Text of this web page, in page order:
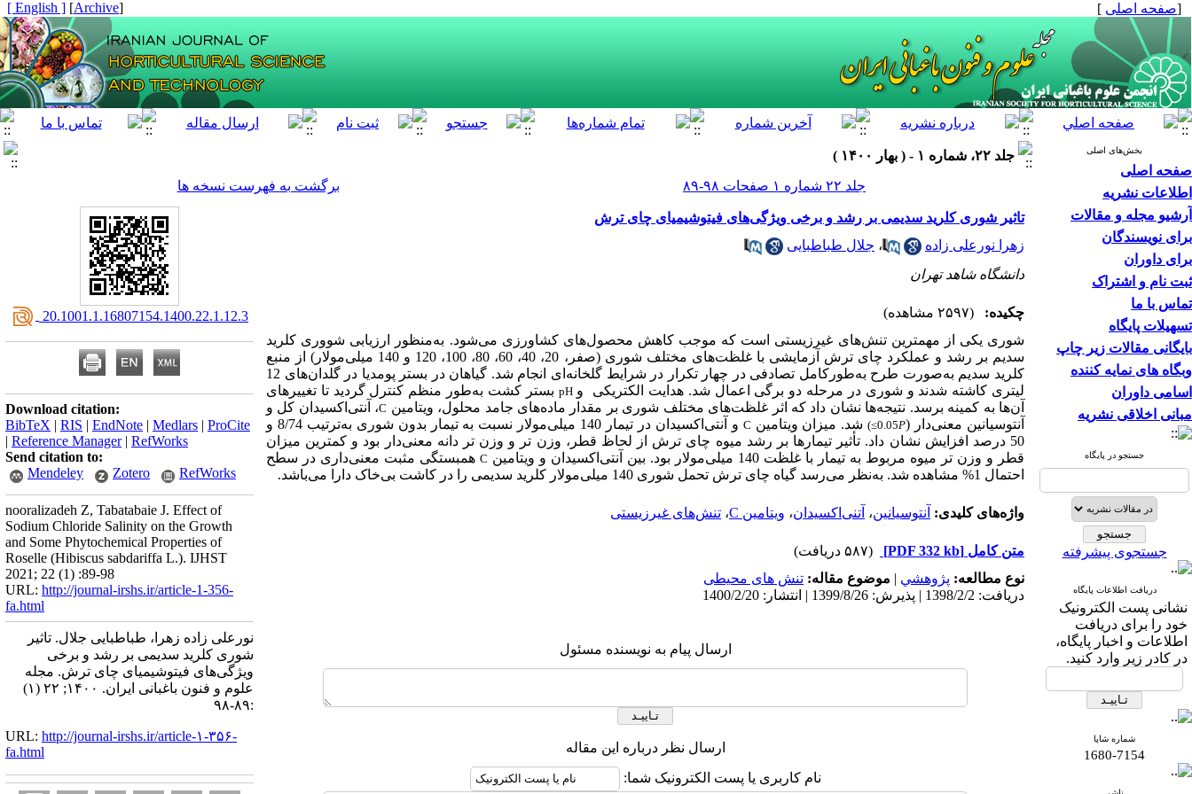
[صفحه اصلی ]
[
Archive
]
[ English ]
بخش‌های اصلی
صفحه اصلی
اطلاعات نشریه
آرشیو مجله و مقالات
برای نویسندگان
برای داوران
ثبت نام و اشتراک
تماس با ما
تسهیلات پایگاه
بایگانی مقالات زیر چاپ
وبگاه های نمایه کننده
اسامی داوران
مبانی اخلاقی نشریه
جستجو در پایگاه
جستجوی پیشرفته
دریافت اطلاعات پایگاه
نشانی پست الکترونیک
خود را برای دریافت
اطلاعات و اخبار پایگاه،
در کادر زیر وارد کنید.
شماره شاپا
1680-7154
جلد ۲۲، شماره ۱ - ( بهار ۱۴۰۰ )
جلد ۲۲ شماره ۱ صفحات ۹۸-۸۹
برگشت به فهرست نسخه ها
تاثیر شوری کلرید سدیمی بر رشد و برخی ویژگی‌های فیتوشیمیای چای ترش
زهرا نورعلی زاده
، جلال طباطبایی
دانشگاه شاهد تهران
چکیده:
(۲۵۹۷ مشاهده)
شوری یکی از مهمترین تنش‌‌های غیر‌‌زیستی است که موجب کاهش محصول‌های کشاورزی می‌‌شود. به‌منظور ارزیابی شووری کلرید
سدیم بر رشد و عملکرد چای ترش
آزمایشی با غلظت‌‌های مختلف شوری
(صفر، 20، 40، 60، 80، 100، 120 و 140 میلی‌مولار) از منبع
کلرید سدیم به‌صورت طرح به‌طورکامل تصادفی در چهار تکرار در شرایط گلخانه‌‌ای انجام شد. گیاهان در بستر پومدیا
در گلدان‌‌های 12
لیتری کاشته شدند و شوری در مرحله دو برگی اعمال شد. هدایت الکتریکی
و pH بستر کشت به‌طور منظم کنترل گردید تا تغییرهای
آن‌‌ها به کمینه برسد. نتیجه‌ها نشان داد که اثر غلظت‌‌های مختلف شوری بر مقدار ماده‌های جامد محلول، ویتامین C، آنتی‌‌اکسیدان کل و
آنتوسیانین معنی‌‌دار (
P
≤0.05
) شد. میزان ویتامین C
و آنتی‌‌اکسیدان در تیمار 140 میلی‌‌مولار نسبت به تیمار بدون شوری به‌ترتیب 8/74 و
50 درصد افزایش
نشان داد. تأثیر تیمارها بر
رشد میوه چای ترش از لحاظ قطر، وزن تر و وزن تر دانه معنی‌‌دار بود و کمترین میزان
قطر و وزن ‌‌تر میوه مربوط به تیمار با غلظت 140 میلی‌مولار بود
. بین آنتی‌‌اکسیدان و ویتامین C همبستگی مثبت معنی‌‌داری در سطح
احتمال 1% مشاهده شد. به‌نظر می‌‌رسد گیاه چای ترش تحمل شوری 140 میلی‌مولار کلرید سدیمی را در کاشت بی‌خاک دارا می‌باشد.
واژه‌های کلیدی: آنتوسیانین، آتنی‌‌اکسیدان، ویتامین C ، تنش‌‌های غیرزیستی
متن کامل [PDF 332 kb]
(۵۸۷ دریافت)
نوع مطالعه: پژوهشي | موضوع مقاله: تنش های محیطی
دریافت: 1398/2/2 | پذیرش: 1399/8/26 | انتشار: 1400/2/20
ارسال پیام به نویسنده مسئول
ارسال نظر درباره این مقاله
نام کاربری یا پست الکترونیک شما:
‎ 20.1001.1.16807154.1400.22.1.12.3
Download citation:
BibTeX | RIS | EndNote | Medlars | ProCite
| Reference Manager| RefWorks
Send citation to:
Mendeley
Zotero RefWorks
nooralizadeh Z, Tabatabaie J. Effect of
Sodium Chloride Salinity on the Growth
and Some Phytochemical Properties of
Roselle (Hibiscus sabdariffa L.). IJHST
2021; 22 (1) :89-98
URL: http://journal-irshs.ir/article-1-356-
fa.html
نورعلی زاده زهرا، طباطبایی جلال. تاثیر
شوری کلرید سدیمی بر رشد و برخی
ویژگی‌های فیتوشیمیای چای ترش. مجله
علوم و فنون باغبانی ایران. ۱۴۰۰; ۲۲ (۱)
:۸۹-۹۸
URL: http://journal-irshs.ir/article-۱-۳۵۶-
fa.html